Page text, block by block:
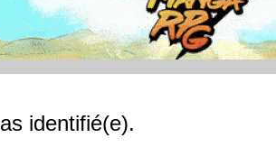
identifié(e).